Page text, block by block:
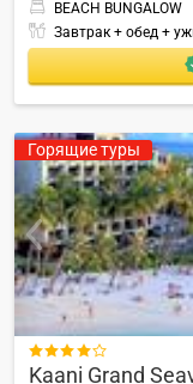
BEACH BUNGALOW
Завтрак + обед +
Горящие туры

Kaani Grand